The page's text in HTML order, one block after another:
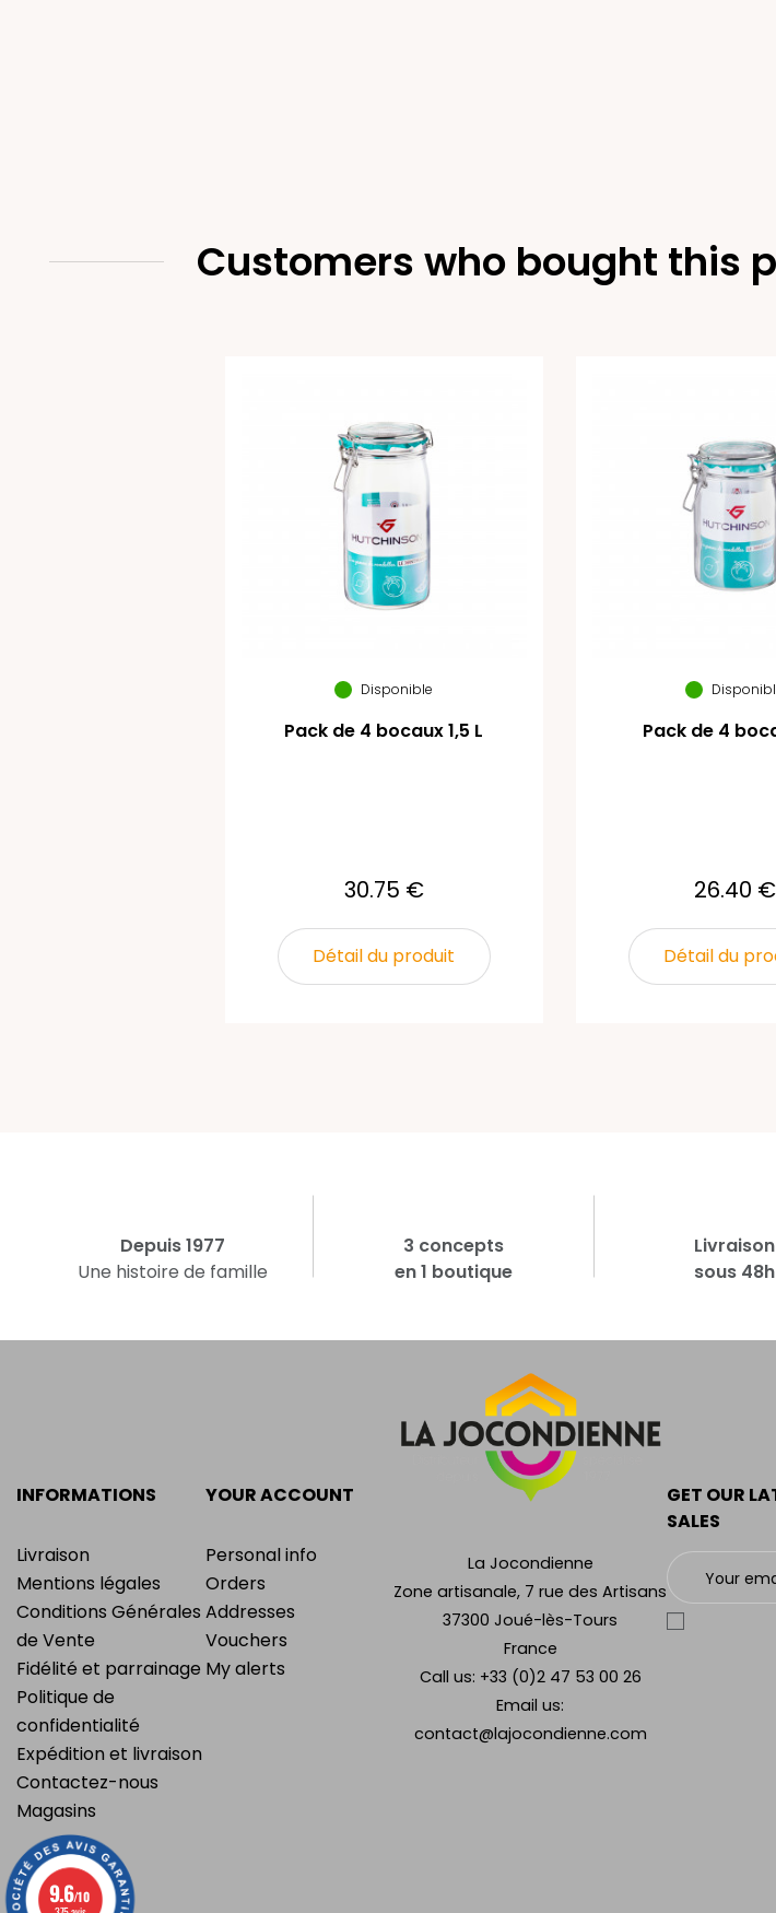
Customers who bought this
Disponible
Pack de 4 bocaux 1,5 L
30.75 €
Détail du produit
Pack de 4
26.40 €
Détail du
Depuis 1977
Une histoire de famille
3 concepts
en 1 boutique
Livraison
sous 48h
INFORMATIONS
Livraison
Mentions légales
Conditions Générales
de Vente
Fidélité et parrainage
Politique de
confidentialité
Expédition et livraison
Contactez-nous
Magasins
YOUR ACCOUNT
Personal info
Orders
Addresses
Vouchers
My alerts
La Jocondienne
Zone artisanale, 7 rue des Artisans
37300 Joué-lès-Tours
France
Call us: +33 (0)2 47 53 00 26
Email us:
contact@lajocondienne.com
GET OUR
SALES
9.6/10